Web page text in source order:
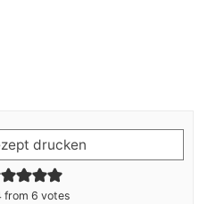
drucken
from6 votes